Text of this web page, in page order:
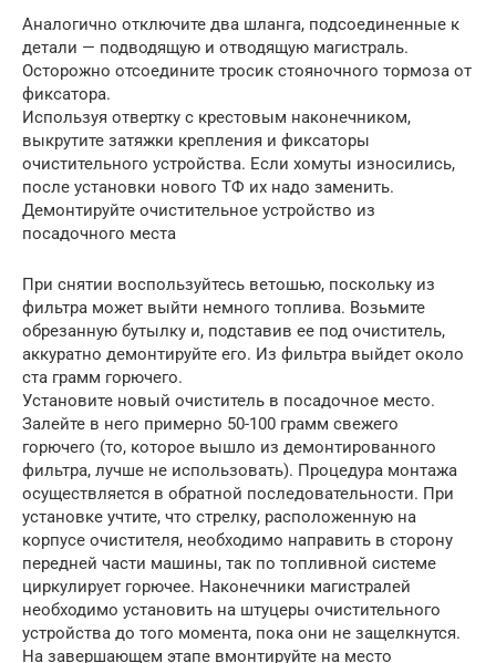
Аналогично отключите два шланга, подсоединенные к
детали — подводящую и отводящую магистраль.
Осторожно отсоедините тросик стояночного тормоза от
фиксатора.
Используя отвертку с крестовым наконечником,
выкрутите затяжки крепления и фиксаторы
очистительного устройства. Если хомуты износились,
после установки нового ТФ их надо заменить.
Демонтируйте очистительное устройство из
посадочного места
При снятии воспользуйтесь ветошью, поскольку из
фильтра может выйти немного топлива. Возьмите
обрезанную бутылку и, подставив ее под очиститель,
аккуратно демонтируйте его. Из фильтра выйдет около
ста грамм горючего.
Установите новый очиститель в посадочное место.
Залейте в него примерно 50-100 грамм свежего
горючего (то, которое вышло из демонтированного
фильтра, лучше не использовать). Процедура монтажа
осуществляется в обратной последовательности. При
установке учтите, что стрелку, расположенную на
корпусе очистителя, необходимо направить в сторону
передней части машины, так по топливной системе
циркулирует горючее. Наконечники магистралей
необходимо установить на штуцеры очистительного
устройства до того момента, пока они не защелкнутся.
На завершающем этапе вмонтируйте на место